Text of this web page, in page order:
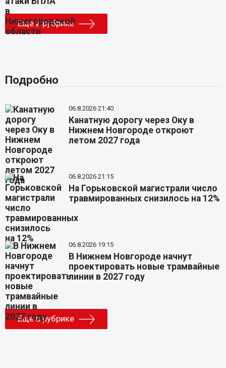
Еще в рубрике
Подробно
06.8.2026 21:40
Канатную дорогу через Оку в
Нижнем Новгороде откроют
летом 2027 года
06.8.2026 21:15
На Горьковской магистрали число
травмированных снизилось на 12%
06.8.2026 19:15
В Нижнем Новгороде начнут
проектировать новые трамвайные
линии в 2027 году
Еще в рубрике